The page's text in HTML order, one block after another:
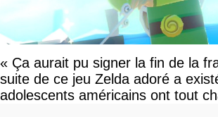
« Ça aurait pu signer la fin de la
suite de ce jeu Zelda adoré a
adolescents américains ont tout